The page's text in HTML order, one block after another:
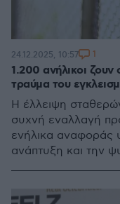
1.200 ανήλικοι
τραύμα του
Η έλλειψη
συχνή εναλλαγή
ενήλικα αναφοράς
ανάπτυξη και την
24.12.2025, 10:57 1